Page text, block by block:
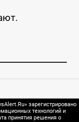
зарегистрировано
технологий и
принятия решения о